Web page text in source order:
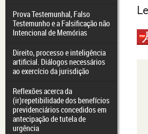
Prova Testemunhal, Falso
Testemunho e a Falsificação não
Intencional de Memórias
Direito, processo e inteligência
artificial. Diálogos necessários
ao exercício da jurisdição
Reflexões acerca da
(ir)repetibilidade dos benefícios
previdenciários concedidos em
antecipação de tutela de
urgência